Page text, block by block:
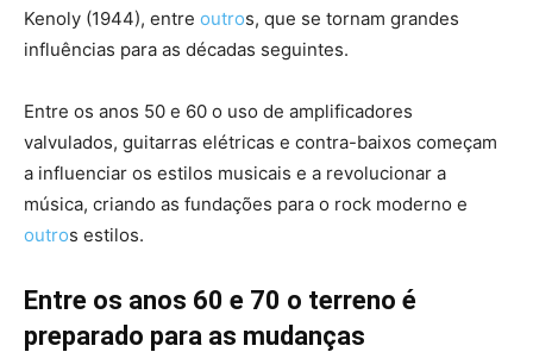
Kenoly (1944), entre outros, que se tornam grandes
influências para as décadas seguintes.
Entre os anos 50 e 60 o uso de amplificadores
valvulados, guitarras elétricas e contra-baixos começam
a influenciar os estilos musicais e a revolucionar a
música, criando as fundações para o rock moderno e
outros estilos.
Entre os anos 60 e 70 o terreno é
preparado para as mudanças